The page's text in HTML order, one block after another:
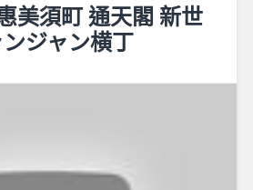
美須町 通天閣 新世
ジャン横丁